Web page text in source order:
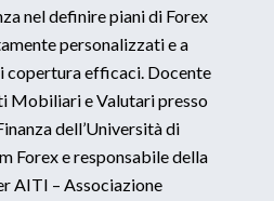
nel definire piani di Forex
personalizzati e a
copertura efficaci. Docente
Mobiliari e Valutari presso
dell’Università di
Forex e responsabile della
AITI – Associazione